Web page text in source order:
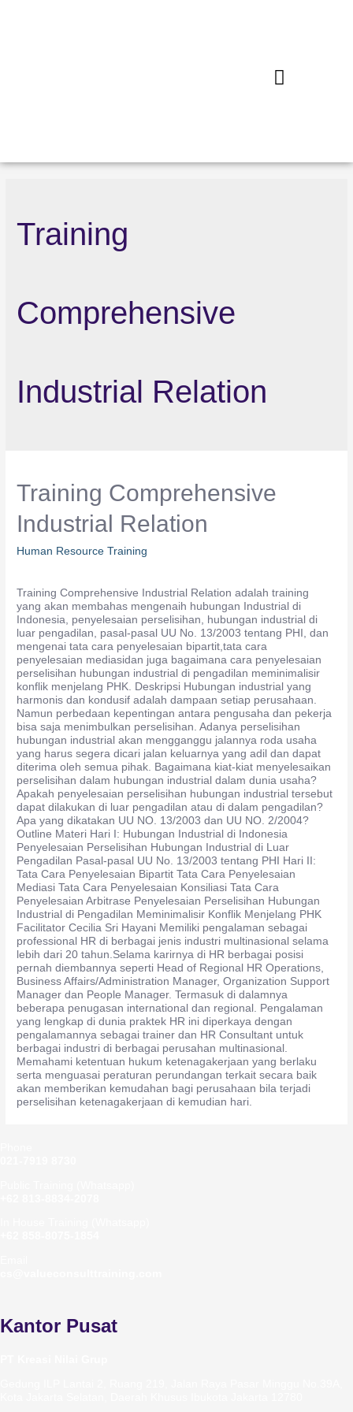
Training
Comprehensive
Industrial Relation
Training Comprehensive
Industrial Relation
Human Resource Training
Training Comprehensive Industrial Relation adalah training
yang akan membahas mengenaih hubungan Industrial di
Indonesia, penyelesaian perselisihan, hubungan industrial di
luar pengadilan, pasal-pasal UU No. 13/2003 tentang PHI, dan
mengenai tata cara penyelesaian bipartit,tata cara
penyelesaian mediasidan juga bagaimana cara penyelesaian
perselisihan hubungan industrial di pengadilan meminimalisir
konflik menjelang PHK. Deskripsi Hubungan industrial yang
harmonis dan kondusif adalah dampaan setiap perusahaan.
Namun perbedaan kepentingan antara pengusaha dan pekerja
bisa saja menimbulkan perselisihan. Adanya perselisihan
hubungan industrial akan mengganggu jalannya roda usaha
yang harus segera dicari jalan keluarnya yang adil dan dapat
diterima oleh semua pihak. Bagaimana kiat-kiat menyelesaikan
perselisihan dalam hubungan industrial dalam dunia usaha?
Apakah penyelesaian perselisihan hubungan industrial tersebut
dapat dilakukan di luar pengadilan atau di dalam pengadilan?
Apa yang dikatakan UU NO. 13/2003 dan UU NO. 2/2004?
Outline Materi Hari I: Hubungan Industrial di Indonesia
Penyelesaian Perselisihan Hubungan Industrial di Luar
Pengadilan Pasal-pasal UU No. 13/2003 tentang PHI Hari II:
Tata Cara Penyelesaian Bipartit Tata Cara Penyelesaian
Mediasi Tata Cara Penyelesaian Konsiliasi Tata Cara
Penyelesaian Arbitrase Penyelesaian Perselisihan Hubungan
Industrial di Pengadilan Meminimalisir Konflik Menjelang PHK
Facilitator Cecilia Sri Hayani Memiliki pengalaman sebagai
professional HR di berbagai jenis industri multinasional selama
lebih dari 20 tahun.Selama karirnya di HR berbagai posisi
pernah diembannya seperti Head of Regional HR Operations,
Business Affairs/Administration Manager, Organization Support
Manager dan People Manager. Termasuk di dalamnya
beberapa penugasan international dan regional. Pengalaman
yang lengkap di dunia praktek HR ini diperkaya dengan
pengalamannya sebagai trainer dan HR Consultant untuk
berbagai industri di berbagai perusahan multinasional.
Memahami ketentuan hukum ketenagakerjaan yang berlaku
serta menguasai peraturan perundangan terkait secara baik
akan memberikan kemudahan bagi perusahaan bila terjadi
perselisihan ketenagakerjaan di kemudian hari.
Kantor Pusat